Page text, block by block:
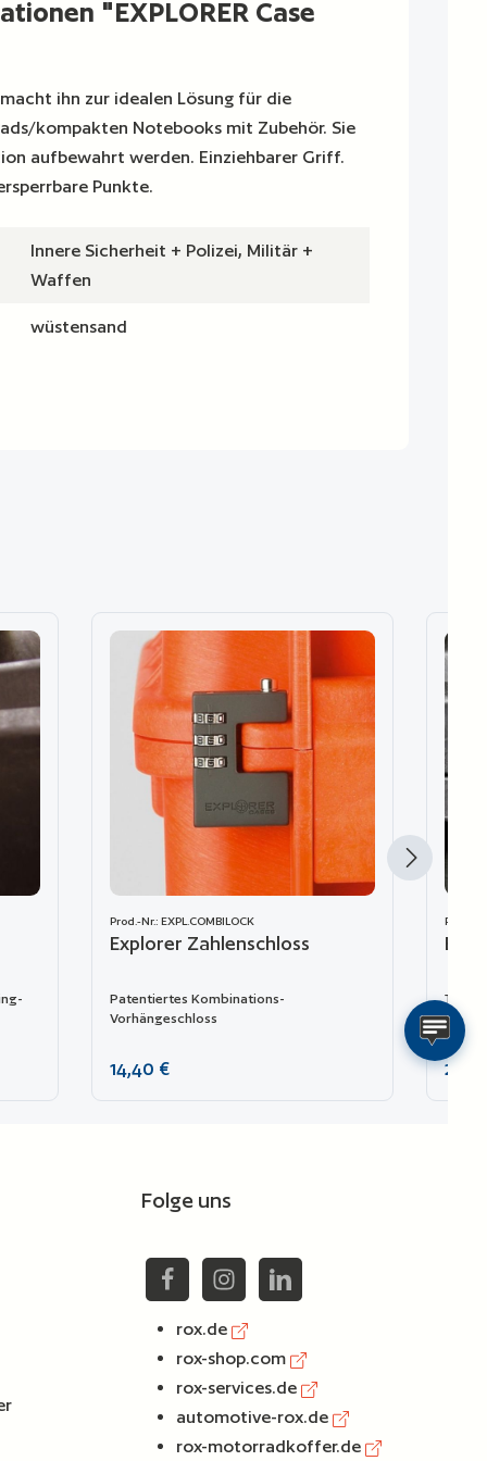
"EXPLORER Case
ihn zur idealen Lösung für die
kompakten Notebooks mit Zubehör. Sie
aufbewahrt werden. Einziehbarer Griff.
Punkte.
Innere Sicherheit + Polizei, Militär +
Waffen
wüstensand
Prod.-Nr.: EXPL.COMBILOCK
Explorer Zahlenschloss
Patentiertes Kombinations-
Vorhängeschloss
Regulärer Preis:
14,40 €
Prod.-
TAS
Folge uns
rox.de
rox-shop.com
rox-services.de
automotive-rox.de
rox-motorradkoffer.de